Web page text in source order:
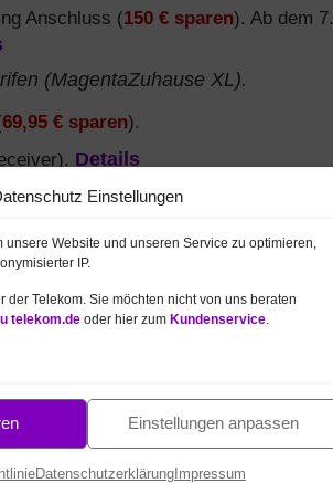
Einstellungen
Website und unseren Service zu optimieren,
IP.
der Telekom. Sie möchten nicht von uns beraten
telekom.de oder hier zum Kundenservice
Einstellungen anpassen
DatenschutzerklärungImpressum
Anschluss (150 € sparen). Ab dem 7.
(MagentaZuhause XL).
69,95 € sparen).
Details
.
+ Telefonflat dt. Festnetz